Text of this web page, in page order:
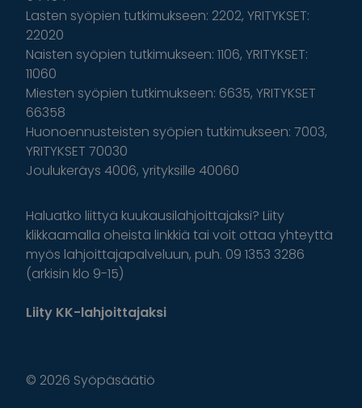
Lasten syöpien tutkimukseen: 2202, YRITYKSET:
22020
Naisten syöpien tutkimukseen: 1106, YRITYKSET:
11060
Miesten syöpien tutkimukseen: 6635, YRITYKSET
66358
Huonoennusteisten syöpien tutkimukseen: 7003,
YRITYKSET 70030
Joulukeräys 4006, yrityksille 40060
Haluatko liittyä kuukausilahjoittajaksi? Liity
klikkaamalla oheista linkkiä tai voit ottaa yhteyttä
myös lahjoittajapalveluun, puh. 09 1353 3286
(arkisin klo 9-15)
Liity KK-lahjoittajaksi
© 2026 Syöpäsäätiö